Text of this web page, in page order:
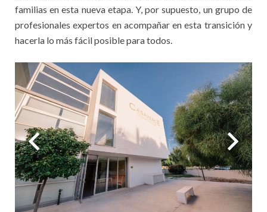
familias en esta nueva etapa. Y, por supuesto, un grupo de
profesionales expertos en acompañar en esta transición y
hacerla lo más fácil posible para todos.